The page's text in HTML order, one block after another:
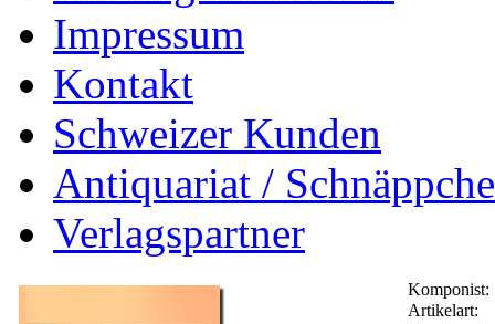
Impressum
Kontakt
Schweizer Kunden
Antiquariat /
Verlagspartner
Komponist:
Artikelart: